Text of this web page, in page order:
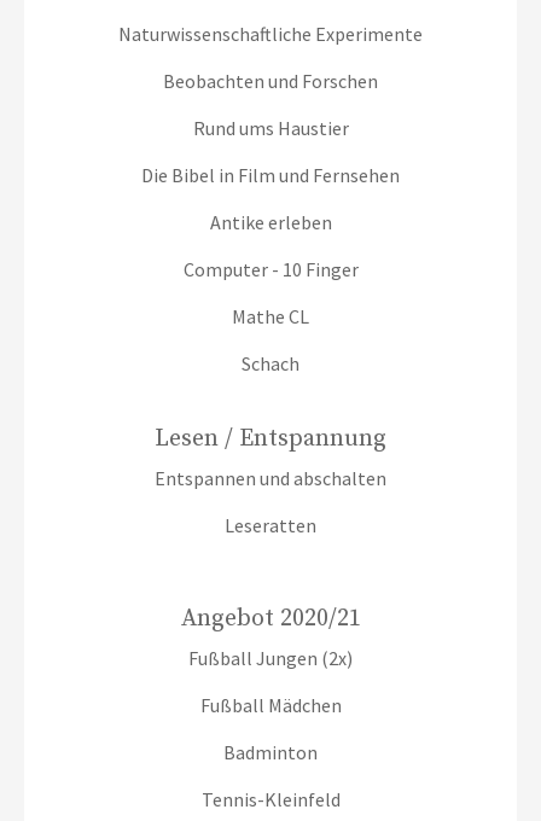
Naturwissenschaftliche Experimente
Beobachten und Forschen
Rund ums Haustier
Die Bibel in Film und Fernsehen
Antike erleben
Computer - 10 Finger
Mathe CL
Schach
Lesen / Entspannung
Entspannen und abschalten
Leseratten
Angebot 2020/21
Fußball Jungen (2x)
Fußball Mädchen
Badminton
Tennis-Kleinfeld